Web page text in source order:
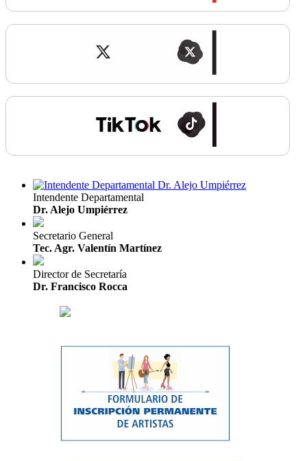
Intendente Departamental
Dr. Alejo Umpiérrez
Secretario General
Tec. Agr. Valentín Martínez
Director de Secretaría
Dr. Francisco Rocca